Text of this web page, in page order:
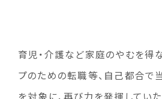
育児・介護など家庭のやむを得
プのための転職等、 自己都合で
を対象に、再び力を発揮してい